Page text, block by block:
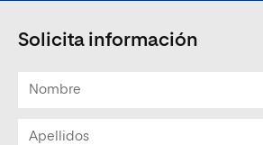
Solicita información